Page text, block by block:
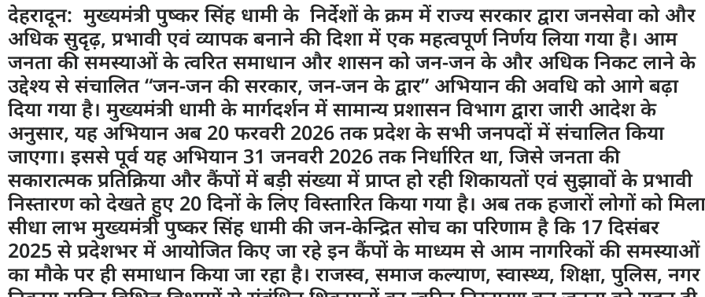
देहरादून: मुख्यमंत्री पुष्कर सिंह धामी के निर्देशों के क्रम में राज्य सरकार द्वारा जनसेवा को और
अधिक सुदृढ़, प्रभावी एवं व्यापक बनाने की दिशा में एक महत्वपूर्ण निर्णय लिया गया है। आम
जनता की समस्याओं के त्वरित समाधान और शासन को जन-जन के और अधिक निकट लाने के
उद्देश्य से संचालित “जन-जन की सरकार, जन-जन के द्वार” अभियान की अवधि को आगे बढ़ा
दिया गया है। मुख्यमंत्री धामी के मार्गदर्शन में सामान्य प्रशासन विभाग द्वारा जारी आदेश के
अनुसार, यह अभियान अब 20 फरवरी 2026 तक प्रदेश के सभी जनपदों में संचालित किया
जाएगा। इससे पूर्व यह अभियान 31 जनवरी 2026 तक निर्धारित था, जिसे जनता की
सकारात्मक प्रतिक्रिया और कैंपों में बड़ी संख्या में प्राप्त हो रही शिकायतों एवं सुझावों के प्रभावी
निस्तारण को देखते हुए 20 दिनों के लिए विस्तारित किया गया है। अब तक हजारों लोगों को मिला
सीधा लाभ मुख्यमंत्री पुष्कर सिंह धामी की जन-केन्द्रित सोच का परिणाम है कि 17 दिसंबर
2025 से प्रदेशभर में आयोजित किए जा रहे इन कैंपों के माध्यम से आम नागरिकों की समस्याओं
का मौके पर ही समाधान किया जा रहा है। राजस्व, समाज कल्याण, स्वास्थ्य, शिक्षा, पुलिस, नगर